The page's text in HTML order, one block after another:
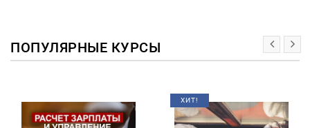
ПОПУЛЯРНЫЕ КУРСЫ
ХИТ!